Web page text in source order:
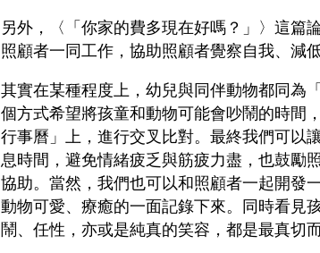
另外，〈「你家的費多現在好嗎？」〉這篇
照顧者一同工作，協助照顧者覺察自我、減
其實在某種程度上，幼兒與同伴動物都同為
個方式希望將孩童和動物可能會吵鬧的時間
行事曆」上，進行交叉比對。最終我們可以
息時間，避免情緒疲乏與筋疲力盡，也鼓勵
協助。當然，我們也可以和照顧者一起開發
動物可愛、療癒的一面記錄下來。同時看見
鬧、任性，亦或是純真的笑容，都是最真切